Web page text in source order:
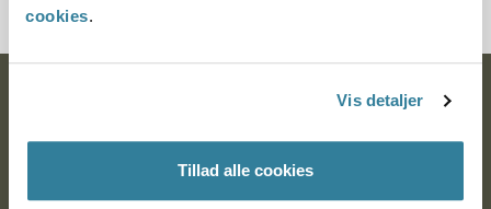
cookies.
Vis detaljer
Tillad alle cookies
Postadresse:
Nytorv 7, 2. sal